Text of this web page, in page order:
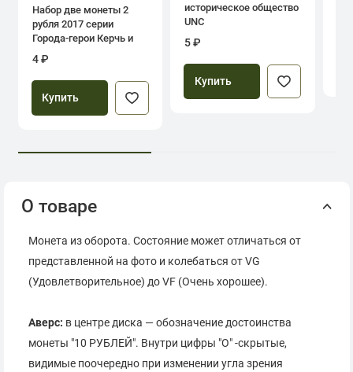
Набор две монеты 2
рубля 2017 серии
Города-герои Керчь и
4 ₽
Купить
историческое общество
UNC
5 ₽
Купить
О товаре
Монета из оборота. Состояние может отличаться от
представленной на фото и колебаться от VG
(Удовлетворительное) до VF (Очень хорошее).
Аверс: в центре диска — обозначение достоинства
монеты "10 РУБЛЕЙ". Внутри цифры "О" -скрытые,
видимые поочередно при изменении угла зрения